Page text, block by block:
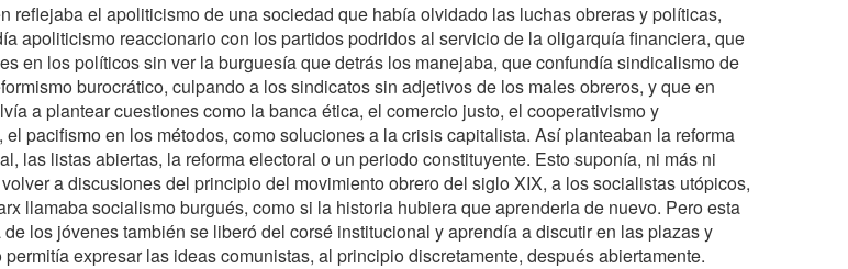
reflejaba el apoliticismo de una sociedad que había olvidado las luchas obreras y políticas,
apoliticismo reaccionario con los partidos podridos al servicio de la oligarquía financiera, que
en los políticos sin ver la burguesía que detrás los manejaba, que confundía sindicalismo de
burocrático, culpando a los sindicatos sin adjetivos de los males obreros, y que en
a plantear cuestiones como la banca ética, el comercio justo, el cooperativismo y
el pacifismo en los métodos, como soluciones a la crisis capitalista. Así planteaban la reforma
las listas abiertas, la reforma electoral o un periodo constituyente. Esto suponía, ni más ni
a discusiones del principio del movimiento obrero del siglo XIX, a los socialistas utópicos,
llamaba socialismo burgués, como si la historia hubiera que aprenderla de nuevo. Pero esta
los jóvenes también se liberó del corsé institucional y aprendía a discutir en las plazas y
permitía expresar las ideas comunistas, al principio discretamente, después abiertamente.